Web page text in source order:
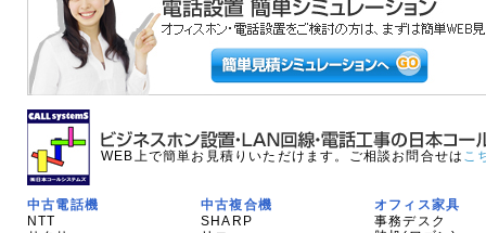
WEB上で簡単お見積りいただけます。ご相談お問合せは こ
中古電話機
NTT
中古複合機
SHARP
オフィス家具
事務デスク